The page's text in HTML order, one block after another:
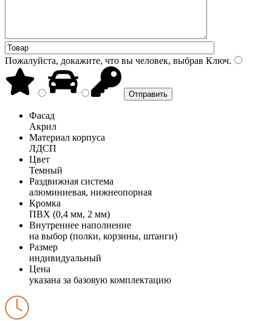
Пожалуйста, докажите, что вы человек, выбрав Ключ.
Фасад
Акрил
Материал корпуса
ЛДСП
Цвет
Темный
Раздвижная система
алюминиевая, нижнеопорная
Кромка
ПВХ (0,4 мм, 2 мм)
Внутреннее наполнение
на выбор (полки, корзины, штанги)
Размер
индивидуальный
Цена
указана за базовую комплектацию